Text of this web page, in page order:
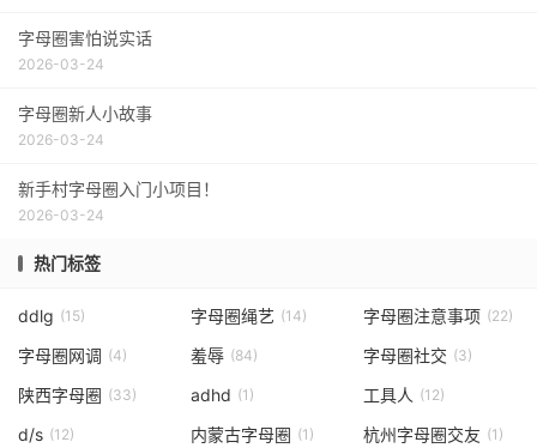
字母圈害怕说实话
2026-03-24
字母圈新人小故事
2026-03-24
新手村字母圈入门小项目！
2026-03-24
热门标签
ddlg (15) 字母圈绳艺 (14) 字母圈注意事项 (22)
字母圈网调 (4) 羞辱 (84) 字母圈社交 (3)
陕西字母圈 (33) adhd (1) 工具人 (12)
d/s (12) 内蒙古字母圈 (1) 杭州字母圈交友 (1)